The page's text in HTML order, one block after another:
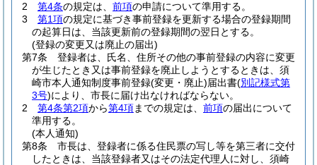
2
第4条の規定は、 前項の申請について準用する。
3
第1項の規定に基づき事前登録を更新する場合の登録期間
の起算日は、当該更新前の登録期間の翌日とする。
(登録の変更又は廃止の届出)
第7条
登録者は、氏名、住所その他の事前登録の内容に変更
が生じたとき又は事前登録を廃止しようとするときは、須
崎市本人通知制度事前登録(変更・廃止)届出書(別記様式第
3号)により、市長に届け出なければならない。
2
第4条第2項から第4項までの規定は、 前項の届出について
準用する。
(本人通知)
第8条
市長は、登録者に係る住民票の写し等を第三者に交付
したときは、当該登録者又はその法定代理人に対し、須崎